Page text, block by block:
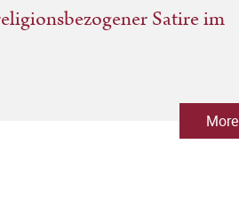
Satire im
More